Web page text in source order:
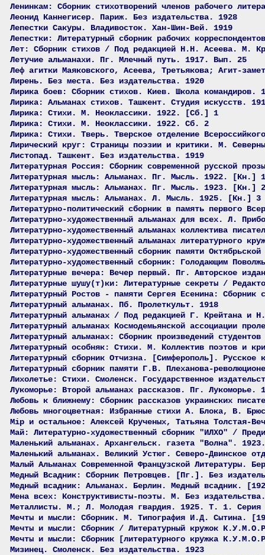
Ленинкам: Сборник стихотворений членов рабочего
Леонид Каннегисер. Париж. Без издательства. 1928
Лепестки Сакуры. Владивосток. Хан-Шин-Вей. 1919
Лепестки: Литературный сборник рабочих
Лет: Сборник стихов / Под редакцией Н.Н. Асеева. М.
Летучие альманахи. Пг. Млечный путь. 1917. Вып. 25
Леф агитки Маяковского, Асеева, Третьякова; Агит-
Лирень. Без места. Без издательства. 1920
Лирика боев: Сборник стихов. Киев. Школа командиров.
Лирика: Альманах стихов. Ташкент. Студия искусств.
Лирика: Стихи. М. Неоклассики. 1922. [Сб.] 1
Лирика: Стихи. М. Неоклассики. 1922. Сб. 2
Лирика: Стихи. Тверь. Тверское отделение
Лирический круг: Страницы поэзии и критики. М.
Листопад. Ташкент. Без издательства. 1919
Литературная Россия: Сборник современной русской
Литературная мысль: Альманах. Пг. Мысль. 1922. [Кн.] 1
Литературная мысль: Альманах. Пг. Мысль. 1923. [Кн.] 2
Литературная мысль: Альманах. Л. Мысль. 1925. [Кн.] 3
Литературно-политический сборник в память первого
Литературно-художественный альманах для всех. Л.
Литературно-художественный альманах коллектива
Литературно-художественный альманах литературного
Литературно-художественный сборник памяти
Литературно-художественный сборник: Голодающим
Литературные вечера: Вечер первый. Пг. Авторское
Литературные шушу(т)ки: Литературные секреты /
Литературный Ростов - памяти Сергея Есенина:
Литературный альманах. Пб. Пролеткульт. 1918
Литературный альманах / Под редакцией Г. Крейтана и
Литературный альманах Космодемьянской ассоциации
Литературный альманах: Сборник произведений
Литературный особняк: Стихи. М. Коллектив поэтов и
Литературный сборник Отчизна. [Симферополь].
Литературный сборник памяти Г.В. Плеханова-
Лихолетье: Стихи. Смоленск. Государственное
Лукоморье: Второй альманах рассказов. Пг. Лукоморье.
Любовь к ближнему: Сборник рассказов украинских
Любовь многоцветная: Избранные стихи А. Блока, В.
Мiр и остальное: Алексей Крученых, Татьяна Толстая-
Май: Литературно-художественный сборник "ИЛХО" /
Маленький альманах. Архангельск. газета "Волна".
Маленький альманах. Великий Устюг. Северо-Двинское
Малый Альманах Современной Французской Литературы.
Медный Всадник: Сборник Петровцев. [Пг.]. Без
Медный всадник: Альманах. Берлин. Медный всадник.
Мена всех: Конструктивисты-поэты. М. Без
Металлисты. М.; Л. Молодая гвардия. 1925. Т. 1. Серия
Мечты и мысли: Сборник. М. Типография И.Д. Сытина.
Мечты и мысли: Сборник / Литературный кружок
Мечты и мысли: Сборник [литературного кружка
Мизинец. Смоленск. Без издательства. 1923